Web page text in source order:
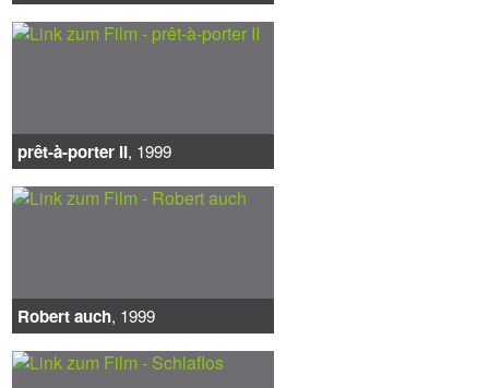
prêt-à-porter II, 1999
Robert auch, 1999